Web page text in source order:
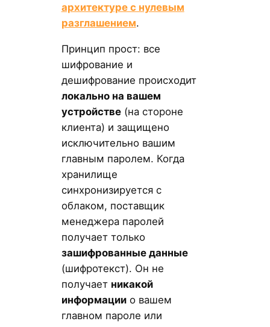
архитектуре с нулевым
разглашением.
Принцип прост: все
шифрование и
дешифрование происходит
локально на вашем
устройстве(на стороне
клиента) и защищено
исключительно вашим
главным паролем. Когда
хранилище
синхронизируется с
облаком, поставщик
менеджера паролей
получает только
зашифрованные данные
(шифротекст). Он не
получает никакой
информациио вашем
главном пароле или